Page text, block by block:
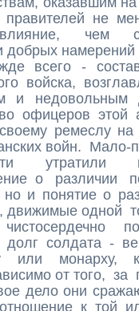
правителей не
чем
добрых намерений
- состав
войска,
и недовольным
офицеров этой
ремеслу на
войн. Мало-
утратили
о различии
но и понятие о
движимые одной
долг солдата -
или монарху,
от того, за
дело они
к той